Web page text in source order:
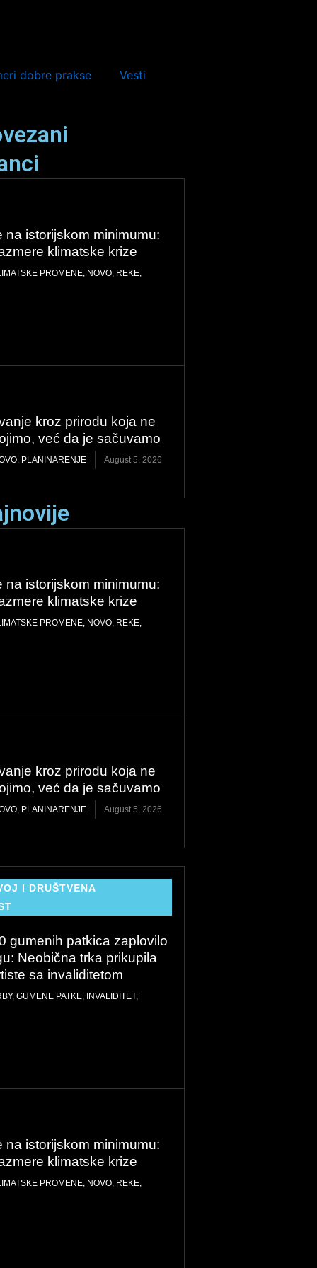
dobre prakse Vesti
na istorijskom minimumu:
klimatske krize
PROMENE, NOVO, REKE,
kroz prirodu koja ne
već da je sačuvamo
, PLANINARENJE August 5, 2026
na istorijskom minimumu:
klimatske krize
PROMENE, NOVO, REKE,
kroz prirodu koja ne
već da je sačuvamo
, PLANINARENJE August 5, 2026
I DRUŠTVENA
gumenih patkica zaplovilo
Neobična trka prikupila
sa invaliditetom
, GUMENE PATKE, INVALIDITET,
na istorijskom minimumu:
klimatske krize
PROMENE, NOVO, REKE,